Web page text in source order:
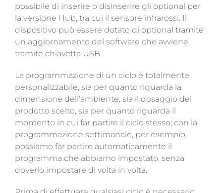
possibile di inserire o disinserire gli optional per
la versione Hub, tra cui il sensore infrarossi. Il
dispositivo può essere dotato di optional tramite
un aggiornamento del software che avviene
tramite chiavetta USB.
La programmazione di un ciclo è totalmente
personalizzabile, sia per quanto riguarda la
dimensione dell’ambiente, sia il dosaggio del
prodotto scelto, sia per quanto riguarda il
momento in cui far partire il ciclo stesso; con la
programmazione settimanale, per esempio,
possiamo far partire automaticamente il
programma che abbiamo impostato, senza
doverlo impostare di volta in volta.